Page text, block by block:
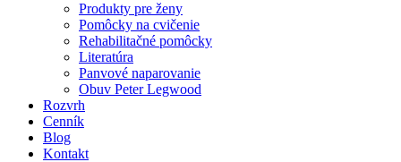
Produkty pre ženy
Pomôcky na cvičenie
Rehabilitačné pomôcky
Literatúra
Panvové naparovanie
Obuv Peter Legwood
Rozvrh
Cenník
Blog
Kontakt